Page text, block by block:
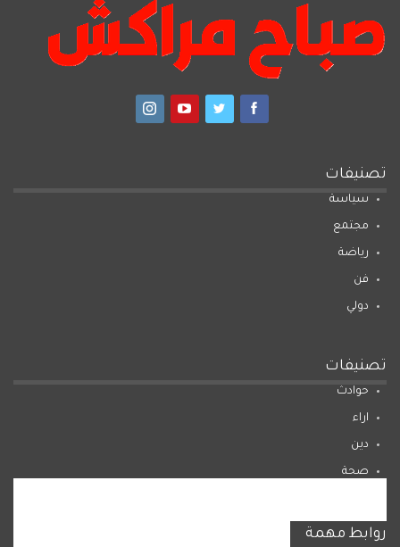
تصنيفات
سياسة
مجتمع
رياضة
فن
دولي
تصنيفات
حوادث
اراء
دين
صحة
روابط مهمة